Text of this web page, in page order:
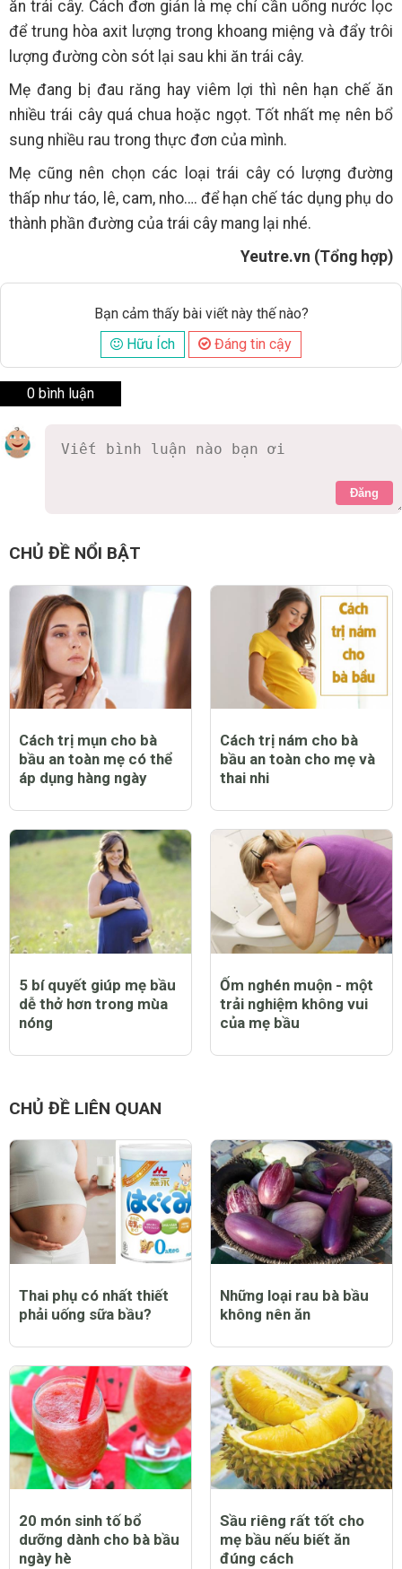
ăn trái cây. Cách đơn giản là mẹ chỉ cần uống nước lọc
để trung hòa axit lượng trong khoang miệng và đẩy trôi
lượng đường còn sót lại sau khi ăn trái cây.
Mẹ đang bị đau răng hay viêm lợi thì nên hạn chế ăn
nhiều trái cây quá chua hoặc ngọt. Tốt nhất mẹ nên bổ
sung nhiều rau trong thực đơn của mình.
Mẹ cũng nên chọn các loại trái cây có lượng đường
thấp như táo, lê, cam, nho…. để hạn chế tác dụng phụ do
thành phần đường của trái cây mang lại nhé.
Yeutre.vn (Tổng hợp)
Bạn cảm thấy bài viết này thế nào?
Hữu Ích
Đáng tin cậy
0 bình luận
Đăng
CHỦ ĐỀ NỔI BẬT
Cách trị mụn cho bà
bầu an toàn mẹ có thể
áp dụng hàng ngày
Cách trị nám cho bà
bầu an toàn cho mẹ và
thai nhi
5 bí quyết giúp mẹ bầu
dễ thở hơn trong mùa
nóng
Ốm nghén muộn - một
trải nghiệm không vui
của mẹ bầu
CHỦ ĐỀ LIÊN QUAN
Thai phụ có nhất thiết
phải uống sữa bầu?
Những loại rau bà bầu
không nên ăn
20 món sinh tố bổ
dưỡng dành cho bà bầu
ngày hè
Sầu riêng rất tốt cho
mẹ bầu nếu biết ăn
đúng cách